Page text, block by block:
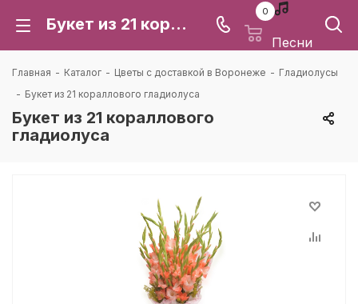
Букет из 21 кораллового гладиолуса: цена и доставка в Воронеже | Каталея
0
Песни
Главная - Каталог - Цветы с доставкой в Воронеже - Гладиолусы
- Букет из 21 кораллового гладиолуса
Букет из 21 кораллового
гладиолуса